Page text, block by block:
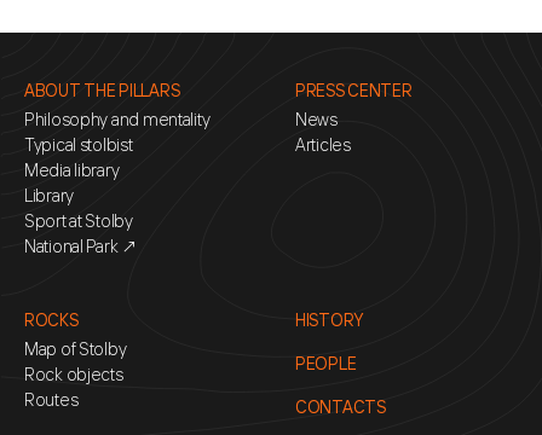
ABOUT THE PILLARS
Philosophy and mentality
Typical stolbist
Media library
Library
Sport at Stolby
National Park ↗
PRESS CENTER
News
Articles
ROCKS
Map of Stolby
Rock objects
Routes
HISTORY
PEOPLE
CONTACTS